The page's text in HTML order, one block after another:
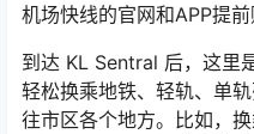
机场快线的官网和APP提前
到达 KL Sentral 后，这里
轻松换乘地铁、轻轨、单
往市区各个地方。比如，